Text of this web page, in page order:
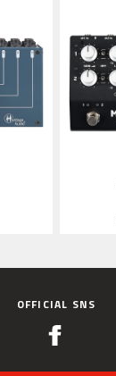
OFFICIAL SNS